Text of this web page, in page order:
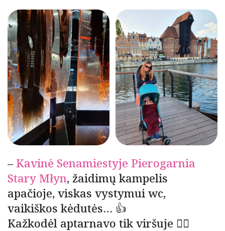
– Kavinė Senamiestyje Pierogarnia
Stary Młyn, žaidimų kampelis
apačioje, viskas vystymui wc,
vaikiškos kėdutės… 👍
Kažkodėl aptarnavo tik viršuje 🤷‍♀️